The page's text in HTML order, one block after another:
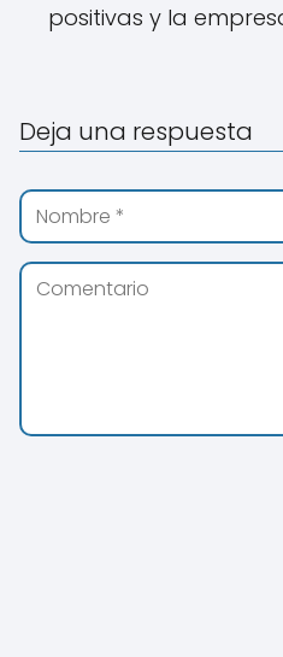
positivas y la
Deja una respuesta